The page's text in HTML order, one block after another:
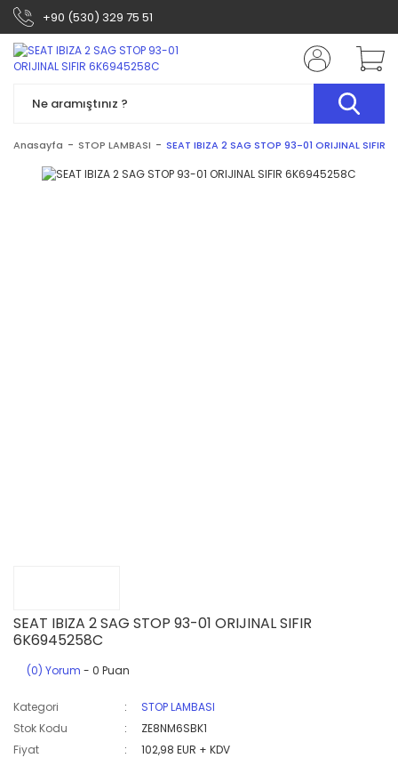
+90 (530) 329 75 51
Anasayfa STOP LAMBASI SEAT IBIZA 2 SAG STOP 93-01 ORIJINAL SIFIR
SEAT IBIZA 2 SAG STOP 93-01 ORIJINAL SIFIR
6K6945258C
(0) Yorum - 0 Puan
Kategori
STOP LAMBASI
Stok Kodu
ZE8NM6SBK1
Fiyat
102,98 EUR + KDV